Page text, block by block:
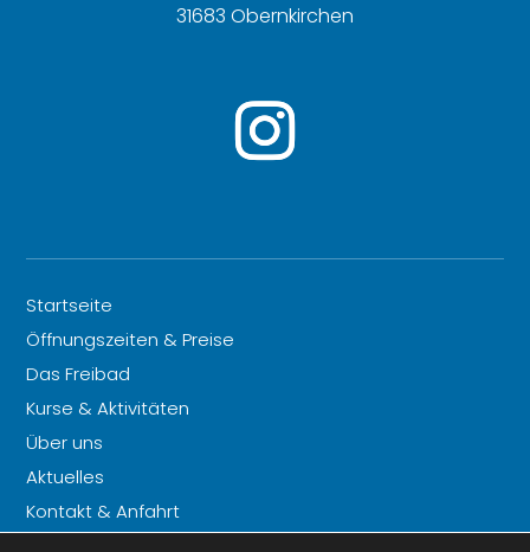
31683 Obernkirchen
Startseite
Öffnungszeiten & Preise
Das Freibad
Kurse & Aktivitäten
Über uns
Aktuelles
Kontakt & Anfahrt